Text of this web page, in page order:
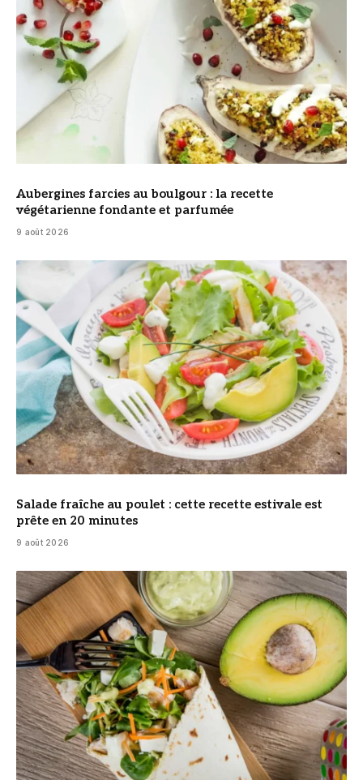
Aubergines farcies au boulgour : la recette
végétarienne fondante et parfumée
9 août 2026
© DR
Salade fraîche au poulet : cette recette estivale est
prête en 20 minutes
9 août 2026
© DR